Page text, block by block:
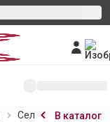
Селедочка под
В каталог